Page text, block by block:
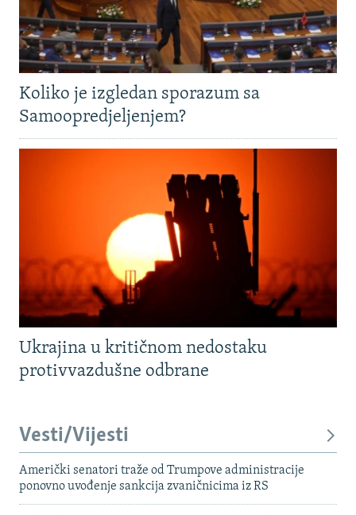
Koliko je izgledan sporazum sa
Samoopredjeljenjem?
Ukrajina u kritičnom nedostaku
protivvazdušne odbrane
Vesti/Vijesti
Američki senatori traže od Trumpove administracije
ponovno uvođenje sankcija zvaničnicima iz RS